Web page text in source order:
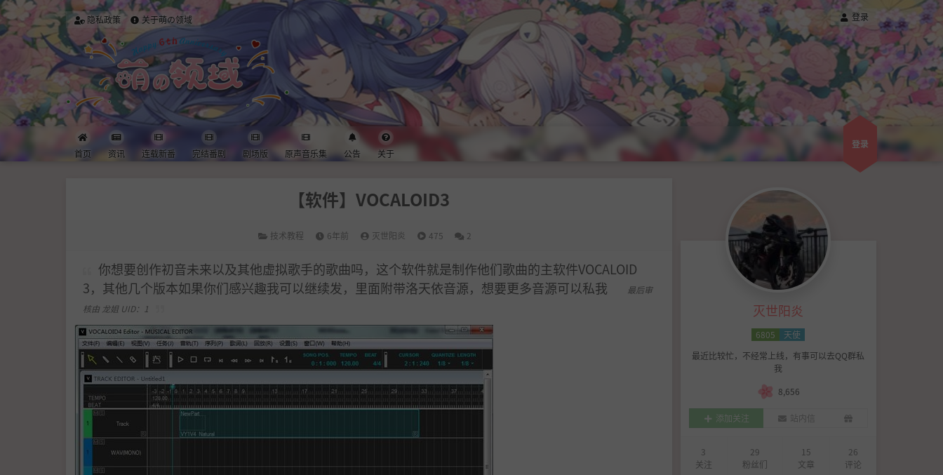
隐私政策 关于萌の领域 登录
首页 资讯 连载新番 完结番剧 剧场版 原声音乐集 公告 关于
登录
【软件】VOCALOID3
技术教程 6年前 灭世阳炎 475 2
你想要创作初音未来以及其他虚拟歌手的歌曲吗，这个软件就是制作他们歌曲的主软件VOCALOID
3，其他几个版本如果你们感兴趣我可以继续发，里面附带洛天依音源，想要更多音源可以私我
最后审
核由 龙姐 UID：1
灭世阳炎
6805
天使
最近比较忙，不经常上线，有事可以去QQ群私
我
8,656
添加关注 站内信
3
关注
29
粉丝们
15
文章
26
评论